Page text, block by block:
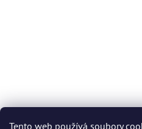
Tento web používá soubory